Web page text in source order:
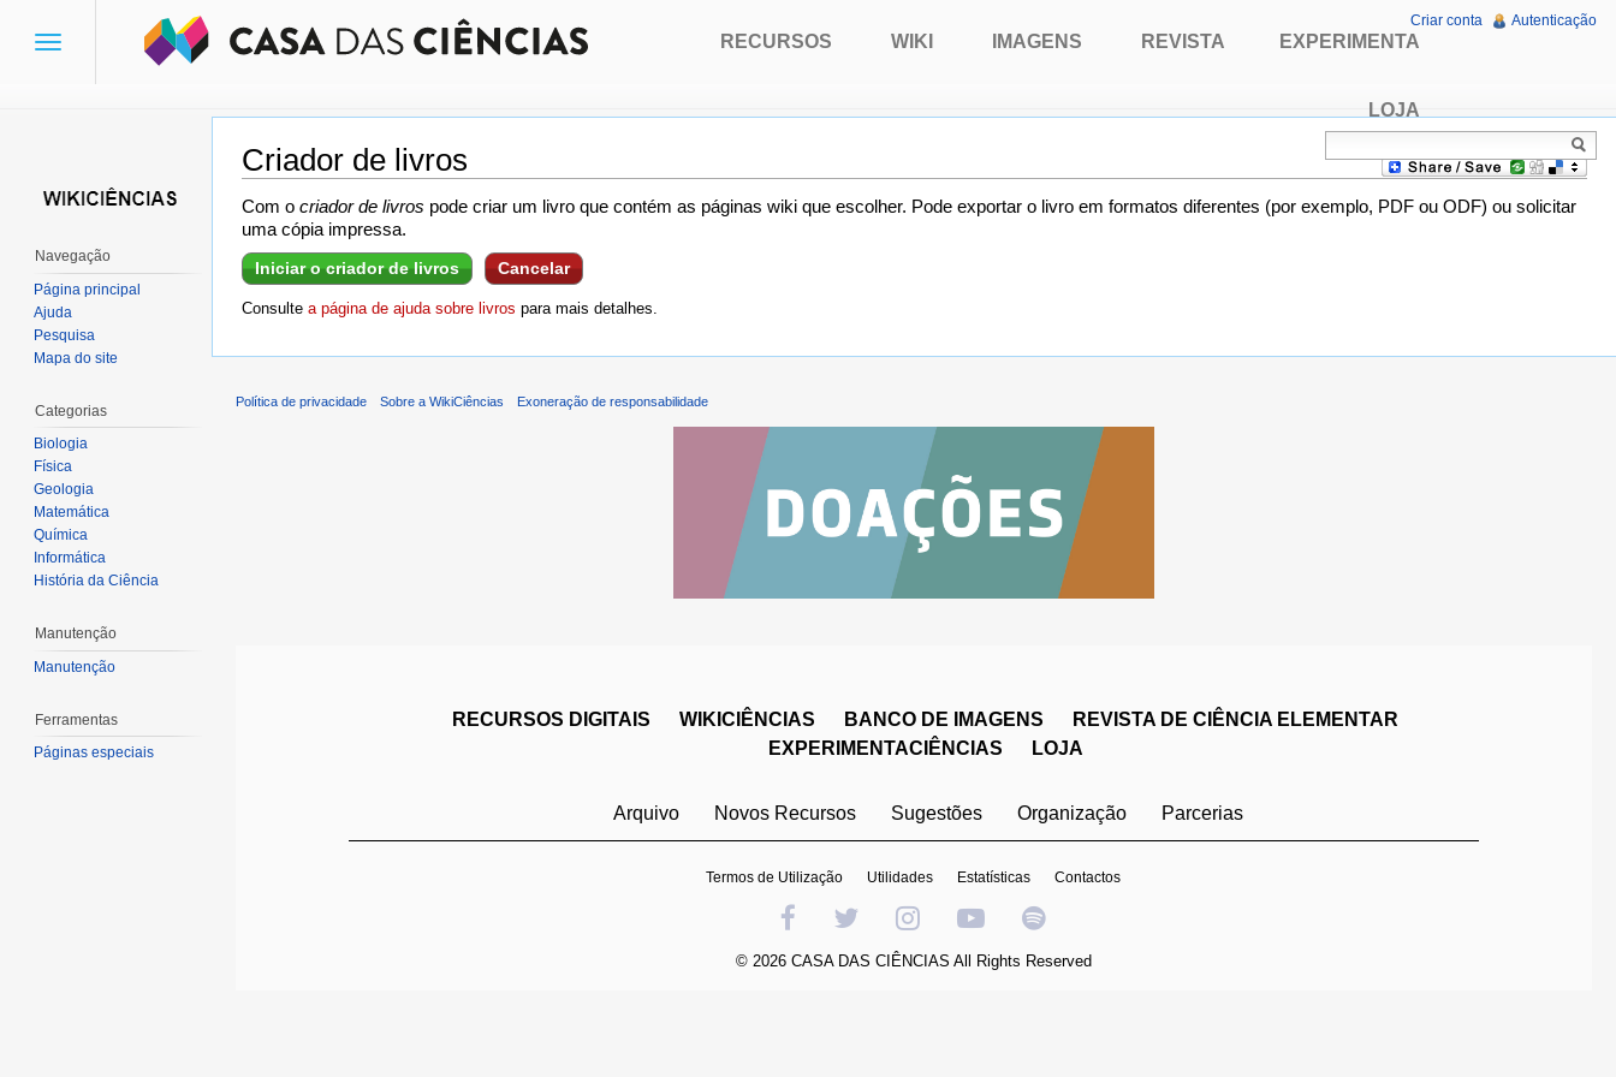
Criador de livros
Ir para:navegação,pesquisa
Com o criador de livros pode criar um livro que contém as páginas wiki que escolher. Pode exportar o livro em formatos diferentes (por exemplo, PDF ou ODF) ou solicitar
uma cópia impressa.
Iniciar o criador de livros Cancelar
Consulte a página de ajuda sobre livros para mais detalhes.
Toggle
RECURSOS WIKI IMAGENS REVISTA EXPERIMENTA
LOJA
Criar conta Autenticação
Navegação
Página principal
Ajuda
Pesquisa
Mapa do site
Categorias
Biologia
Física
Geologia
Matemática
Química
Informática
História da Ciência
Manutenção
Manutenção
Ferramentas
Páginas especiais
Política de privacidade Sobre a WikiCiências Exoneração de responsabilidade
RECURSOS DIGITAIS WIKICIÊNCIAS BANCO DE IMAGENS
REVISTA DE CIÊNCIA ELEMENTAR
EXPERIMENTACIÊNCIAS
LOJA
Arquivo Novos Recursos Sugestões Organização Parcerias
Termos de Utilização Utilidades Estatísticas Contactos
© 2026 CASA DAS CIÊNCIAS All Rights Reserved